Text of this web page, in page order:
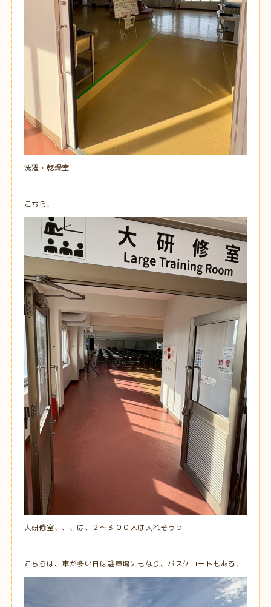
洗濯・乾燥室！
こちら、
大研修室、、、は、２～３００人は入れそうっ！
こちらは、車が多い日は駐車場にもなり、バスケコートもある、